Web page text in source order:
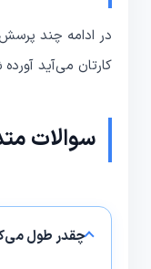
در ادامه چند پرسش
کارتان می‌آید
سوالات
چقدر طول